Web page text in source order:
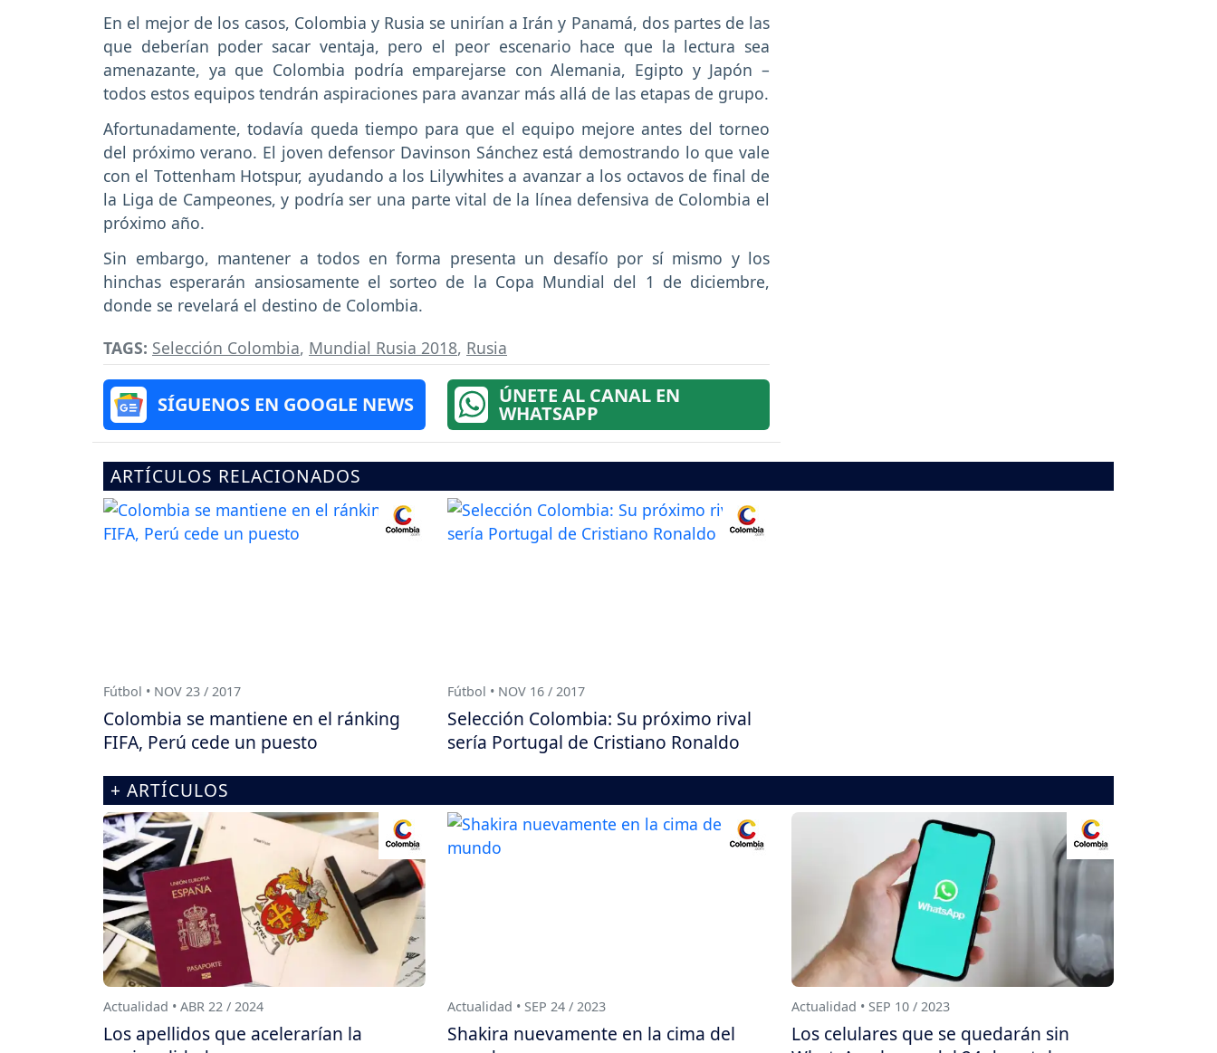
En el mejor de los casos, Colombia y Rusia se unirían a Irán y Panamá, dos partes de las
que deberían poder sacar ventaja, pero el peor escenario hace que la lectura sea
amenazante, ya que Colombia podría emparejarse con Alemania, Egipto y Japón –
todos estos equipos tendrán aspiraciones para avanzar más allá de las etapas de grupo.
Afortunadamente, todavía queda tiempo para que el equipo mejore antes del torneo
del próximo verano. El joven defensor Davinson Sánchez está demostrando lo que vale
con el Tottenham Hotspur, ayudando a los Lilywhites a avanzar a los octavos de final de
la Liga de Campeones, y podría ser una parte vital de la línea defensiva de Colombia el
próximo año.
Sin embargo, mantener a todos en forma presenta un desafío por sí mismo y los
hinchas esperarán ansiosamente el sorteo de la Copa Mundial del 1 de diciembre,
donde se revelará el destino de Colombia.
TAGS: Selección Colombia, Mundial Rusia 2018, Rusia
SÍGUENOS EN GOOGLE NEWS ÚNETE AL CANAL EN
WHATSAPP
ARTÍCULOS RELACIONADOS
Fútbol • NOV 23 / 2017
Colombia se mantiene en el ránking
FIFA, Perú cede un puesto
Fútbol • NOV 16 / 2017
Selección Colombia: Su próximo rival
sería Portugal de Cristiano Ronaldo
+ ARTÍCULOS
Actualidad • ABR 22 / 2024
Los apellidos que acelerarían la
Actualidad • SEP 24 / 2023
Shakira nuevamente en la cima del
Actualidad • SEP 10 / 2023
Los celulares que se quedarán sin